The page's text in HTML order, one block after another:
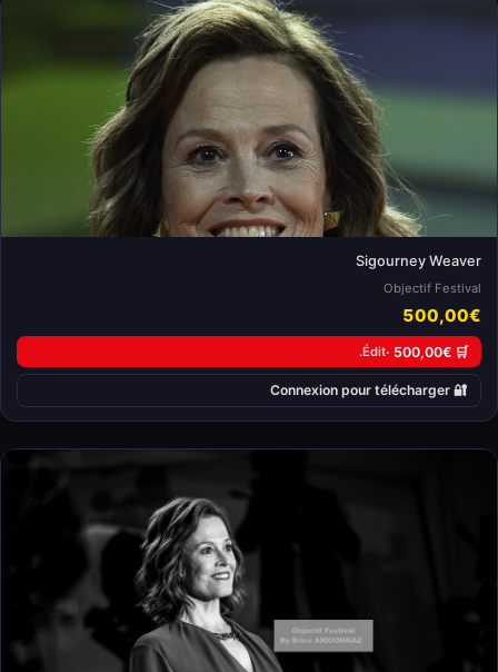
Sigourney Weaver
Objectif Festival
500,00€
🛒 500,00€ ·
Édit.
🔐 Connexion pour télécharger